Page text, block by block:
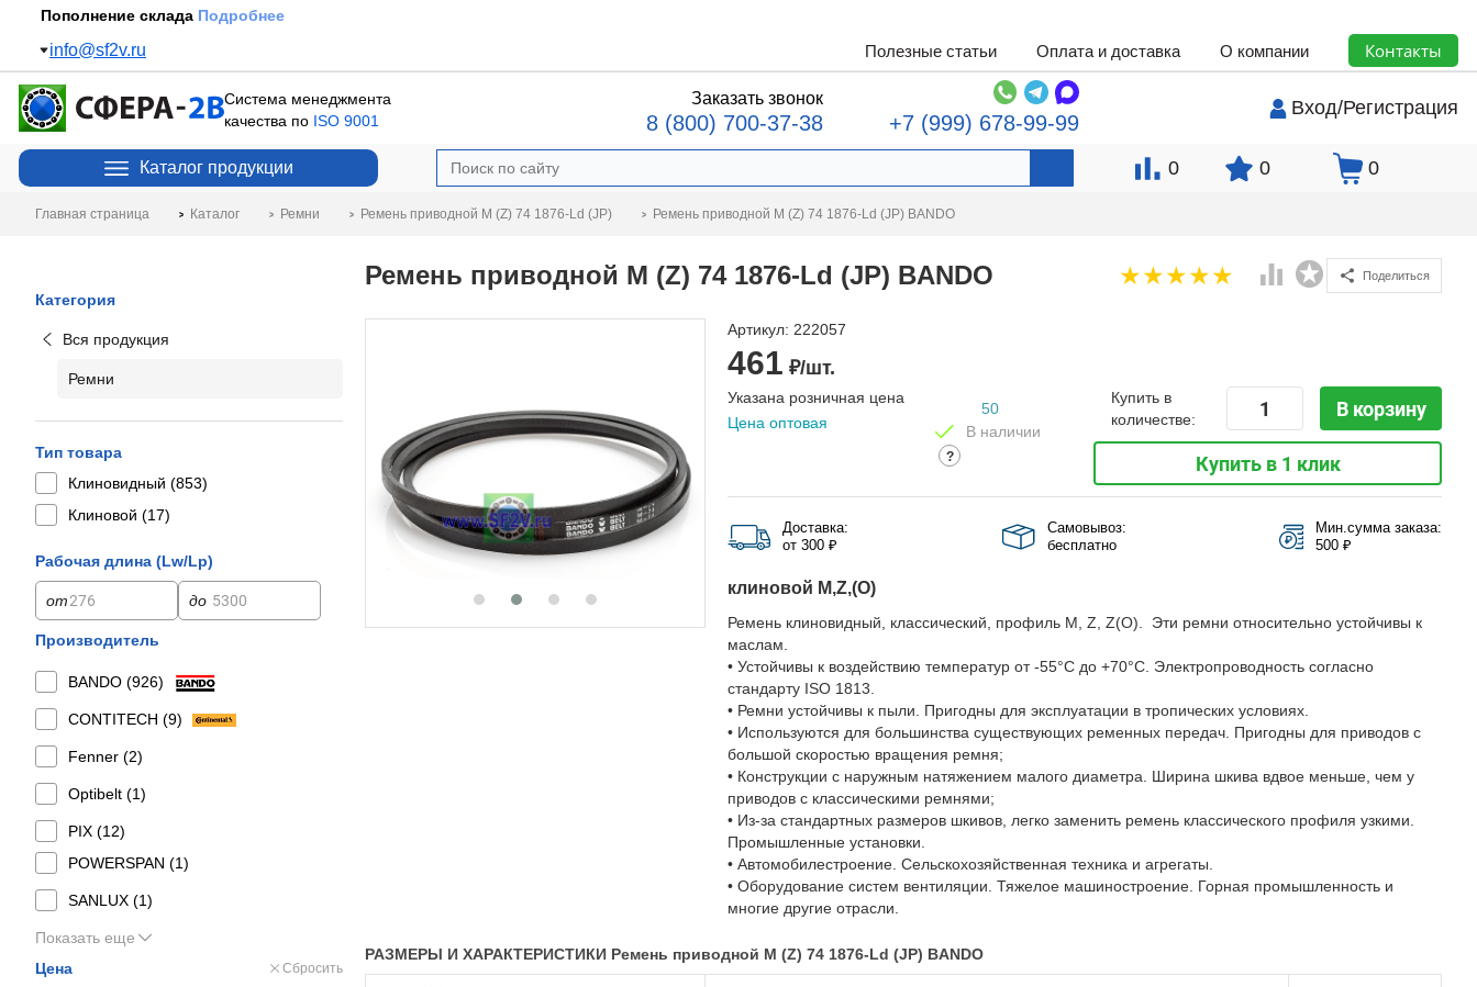
Пополнение склада Подробнее
info@sf2v.ru Полезные статьи Оплата и доставка О компании Контакты
Система менеджмента
качества по ISO 9001
Заказать звонок
8 (800) 700-37-38 +7 (999) 678-99-99
Вход/Регистрация
Каталог продукции 0 0 0
Главная страница Каталог Ремни Ремень приводной M (Z) 74 1876-Ld (JP) Ремень приводной M (Z) 74 1876-Ld (JP) BANDO
Категория
Вся продукция
Ремни
Тип товара
Клиновидный (853)
Клиновой (17)
Рабочая длина (Lw/Lp)
от до
Производитель
BANDO (926)
CONTITECH (9)
Fenner (2)
Optibelt (1)
PIX (12)
POWERSPAN (1)
SANLUX (1)
Показать еще
Цена
Сбросить
Ремень приводной M (Z) 74 1876-Ld (JP) BANDO Поделиться
Артикул: 222057
461 ₽/шт.
Указана розничная цена
Цена оптовая
50
В наличии
?
Купить в
количестве:
В корзину
Купить в 1 клик
Доставка:
от 300 ₽
Самовывоз:
бесплатно
Мин.сумма заказа:
500 ₽
клиновой M,Z,(O)
Ремень клиновидный, классический, профиль M, Z, Z(О). Эти ремни относительно устойчивы к
маслам.
• Устойчивы к воздействию температур от -55°C до +70°C. Электропроводность согласно
стандарту ISO 1813.
• Ремни устойчивы к пыли. Пригодны для эксплуатации в тропических условиях.
• Используются для большинства существующих ременных передач. Пригодны для приводов с
большой скоростью вращения ремня;
• Конструкции с наружным натяжением малого диаметра. Ширина шкива вдвое меньше, чем у
приводов с классическими ремнями;
• Из-за стандартных размеров шкивов, легко заменить ремень классического профиля узкими.
Промышленные установки.
• Автомобилестроение. Сельскохозяйственная техника и агрегаты.
• Оборудование систем вентиляции. Тяжелое машиностроение. Горная промышленность и
многие другие отрасли.
РАЗМЕРЫ И ХАРАКТЕРИСТИКИ Ремень приводной M (Z) 74 1876-Ld (JP) BANDO